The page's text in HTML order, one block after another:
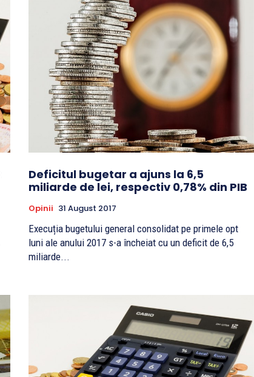
Deficitul bugetar a ajuns la 6,5
miliarde de lei, respectiv 0,78% din PIB
Opinii 31 August 2017
Execuția bugetului general consolidat pe primele opt
luni ale anului 2017 s-a încheiat cu un deficit de 6,5
miliarde...